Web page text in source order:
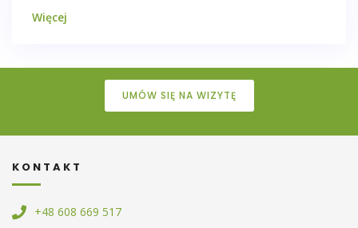
Więcej
UMÓW SIĘ NA WIZYTĘ
KONTAKT
+48 608 669 517